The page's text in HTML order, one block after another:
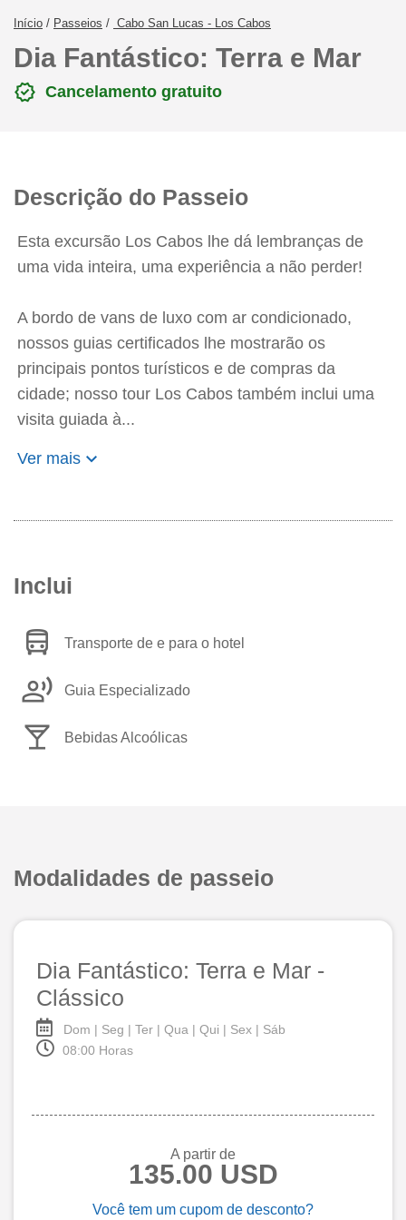
Início / Passeios / Cabo San Lucas - Los Cabos
Dia Fantástico: Terra e Mar
verified Cancelamento gratuito
Descrição do Passeio
Esta excursão Los Cabos lhe dá lembranças de
uma vida inteira, uma experiência a não perder!
A bordo de vans de luxo com ar condicionado,
nossos guias certificados lhe mostrarão os
principais pontos turísticos e de compras da
cidade; nosso tour Los Cabos também inclui uma
visita guiada à...
Ver mais keyboard_arrow_down
Inclui
directions_bus Transporte de e para o hotel
record_voice_over Guia Especializado
local_bar Bebidas Alcoólicas
Modalidades de passeio
Dia Fantástico: Terra e Mar -
Clássico
Dom | Seg | Ter | Qua | Qui | Sex | Sáb
08:00 Horas
A partir de
135.00 USD
Você tem um cupom de desconto?